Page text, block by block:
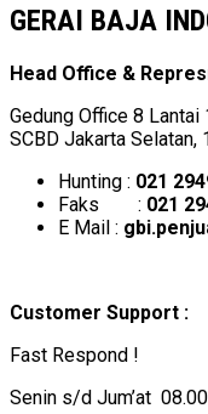
GERAI BAJA
Head Office &
Gedung Office 8 Lantai
SCBD Jakarta
Hunting : 021
Faks : 021
E Mail :
Customer Support :
Fast Respond !
Senin s/d Jum’at